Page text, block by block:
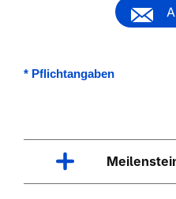
* Pflichtangaben